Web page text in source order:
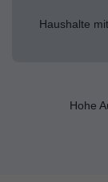
Haushalte
Hohe